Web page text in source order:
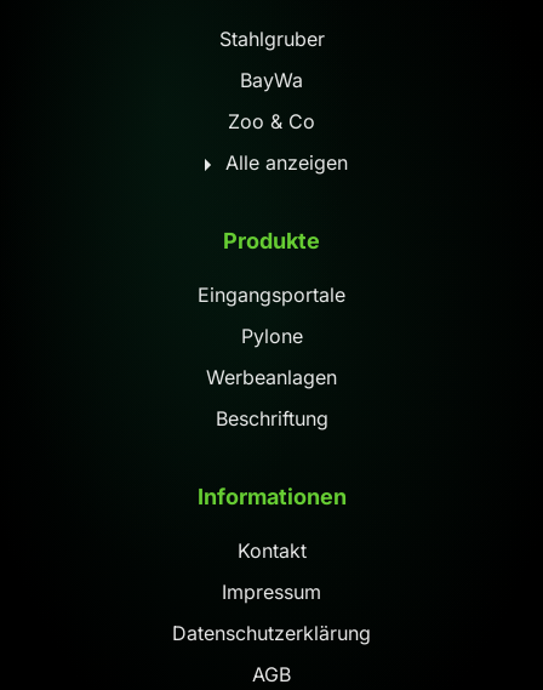
Stahlgruber
BayWa
Zoo & Co
Alle anzeigen
Produkte
Eingangsportale
Pylone
Werbeanlagen
Beschriftung
Informationen
Kontakt
Impressum
Datenschutzerklärung
AGB